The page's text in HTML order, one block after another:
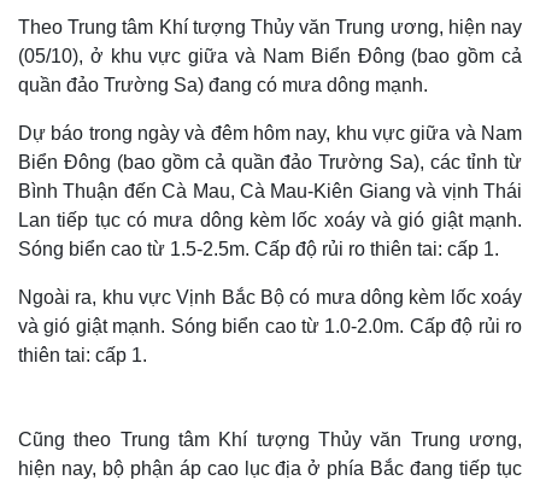
Theo Trung tâm Khí tượng Thủy văn Trung ương, hiện nay
(05/10), ở khu vực giữa và Nam Biển Đông (bao gồm cả
quần đảo Trường Sa) đang có mưa dông mạnh.
Dự báo trong ngày và đêm hôm nay, khu vực giữa và Nam
Biển Đông (bao gồm cả quần đảo Trường Sa), các tỉnh từ
Bình Thuận đến Cà Mau, Cà Mau-Kiên Giang và vịnh Thái
Lan tiếp tục có mưa dông kèm lốc xoáy và gió giật mạnh.
Sóng biển cao từ 1.5-2.5m. Cấp độ rủi ro thiên tai: cấp 1.
Ngoài ra, khu vực Vịnh Bắc Bộ có mưa dông kèm lốc xoáy
và gió giật mạnh. Sóng biển cao từ 1.0-2.0m. Cấp độ rủi ro
thiên tai: cấp 1.
Cũng theo Trung tâm Khí tượng Thủy văn Trung ương,
hiện nay, bộ phận áp cao lục địa ở phía Bắc đang tiếp tục